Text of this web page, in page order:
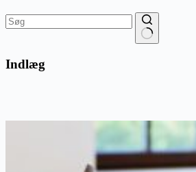
resultater
Indlæg